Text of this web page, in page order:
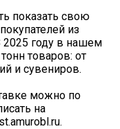
показать свою
из
2025 году в нашем
товаров: от
и сувениров.
можно по
на